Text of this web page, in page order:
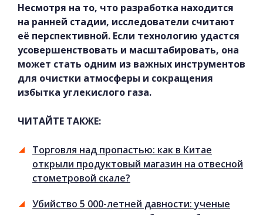
Несмотря на то, что разработка находится
на ранней стадии, исследователи считают
её перспективной. Если технологию удастся
усовершенствовать и масштабировать, она
может стать одним из важных инструментов
для очистки атмосферы и сокращения
избытка углекислого газа.
ЧИТАЙТЕ ТАКЖЕ:
Торговля над пропастью: как в Китае
открыли продуктовый магазин на отвесной
стометровой скале?
Убийство 5 000-летней давности: ученые